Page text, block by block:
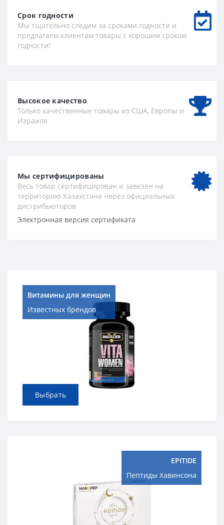
Срок годности
Мы тщательно следим за сроками годности и
предлагаем клиентам товары с хорошим сроком
годности!
Высокое качество
Только качественные товары из США, Европы и
Израиля
Мы сертифицированы
Весь товар сертифицирован и завезен на
территорию Казахстана через официальных
дистрибьюторов
Электронная версия сертификата
Витамины для женщин
Известных брендов
Выбрать
EPITIDE
Пептиды Хавинсона